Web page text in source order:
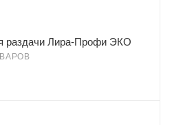
раздачи Лира-Профи ЭКО